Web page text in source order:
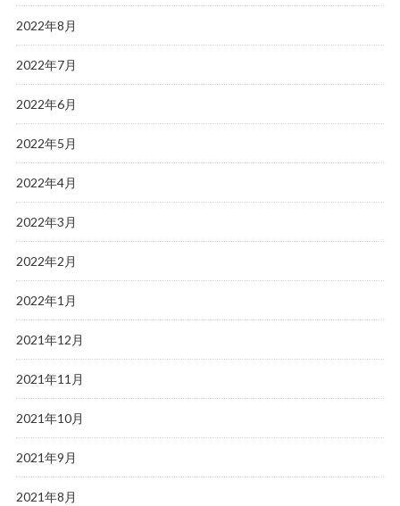
2022年8月
2022年7月
2022年6月
2022年5月
2022年4月
2022年3月
2022年2月
2022年1月
2021年12月
2021年11月
2021年10月
2021年9月
2021年8月